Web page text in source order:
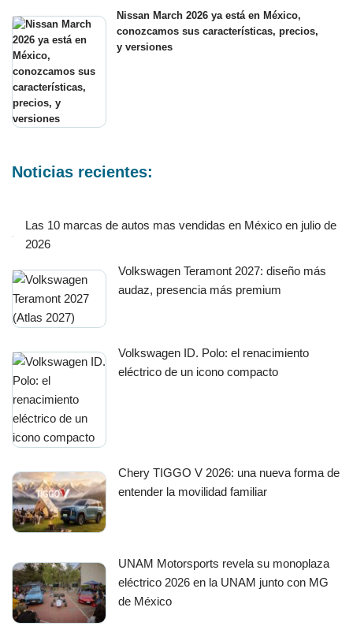
Nissan March 2026 ya está en México,
conozcamos sus características, precios,
y versiones
Noticias recientes:
Las 10 marcas de autos mas vendidas en México en julio de
2026
Volkswagen Teramont 2027: diseño más
audaz, presencia más premium
Volkswagen ID. Polo: el renacimiento
eléctrico de un icono compacto
Chery TIGGO V 2026: una nueva forma de
entender la movilidad familiar
UNAM Motorsports revela su monoplaza
eléctrico 2026 en la UNAM junto con MG
de México